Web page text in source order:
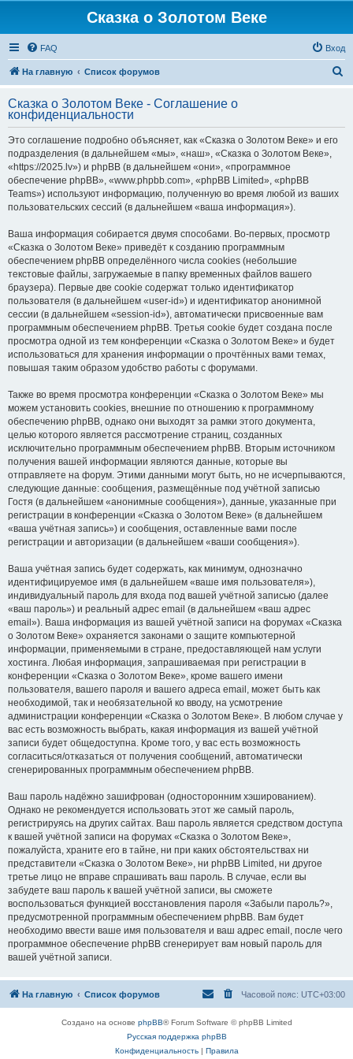
Сказка о Золотом Веке
FAQ Вход
На главную Список форумов
с
Сказка о Золотом Веке - Соглашение о
конфиденциальности
Это соглашение подробно объясняет, как «Сказка о Золотом Веке» и его
подразделения (в дальнейшем «мы», «наш», «Сказка о Золотом Веке»,
«https://2025.lv») и phpBB (в дальнейшем «они», «программное
обеспечение phpBB», «www.phpbb.com», «phpBB Limited», «phpBB
Teams») используют информацию, полученную во время любой из ваших
пользовательских сессий (в дальнейшем «ваша информация»).
Ваша информация собирается двумя способами. Во-первых, просмотр
«Сказка о Золотом Веке» приведёт к созданию программным
обеспечением phpBB определённого числа cookies (небольшие
текстовые файлы, загружаемые в папку временных файлов вашего
браузера). Первые две cookie содержат только идентификатор
пользователя (в дальнейшем «user-id») и идентификатор анонимной
сессии (в дальнейшем «session-id»), автоматически присвоенные вам
программным обеспечением phpBB. Третья cookie будет создана после
просмотра одной из тем конференции «Сказка о Золотом Веке» и будет
использоваться для хранения информации о прочтённых вами темах,
повышая таким образом удобство работы с форумами.
Также во время просмотра конференции «Сказка о Золотом Веке» мы
можем установить cookies, внешние по отношению к программному
обеспечению phpBB, однако они выходят за рамки этого документа,
целью которого является рассмотрение страниц, созданных
исключительно программным обеспечением phpBB. Вторым источником
получения вашей информации являются данные, которые вы
отправляете на форум. Этими данными могут быть, но не исчерпываются,
следующие данные: сообщения, размещённые под учётной записью
Гостя (в дальнейшем «анонимные сообщения»), данные, указанные при
регистрации в конференции «Сказка о Золотом Веке» (в дальнейшем
«ваша учётная запись») и сообщения, оставленные вами после
регистрации и авторизации (в дальнейшем «ваши сообщения»).
Ваша учётная запись будет содержать, как минимум, однозначно
идентифицируемое имя (в дальнейшем «ваше имя пользователя»),
индивидуальный пароль для входа под вашей учётной записью (далее
«ваш пароль») и реальный адрес email (в дальнейшем «ваш адрес
email»). Ваша информация из вашей учётной записи на форумах «Сказка
о Золотом Веке» охраняется законами о защите компьютерной
информации, применяемыми в стране, предоставляющей нам услуги
хостинга. Любая информация, запрашиваемая при регистрации в
конференции «Сказка о Золотом Веке», кроме вашего имени
пользователя, вашего пароля и вашего адреса email, может быть как
необходимой, так и необязательной ко вводу, на усмотрение
администрации конференции «Сказка о Золотом Веке». В любом случае у
вас есть возможность выбрать, какая информация из вашей учётной
записи будет общедоступна. Кроме того, у вас есть возможность
согласиться/отказаться от получения сообщений, автоматически
сгенерированных программным обеспечением phpBB.
Ваш пароль надёжно зашифрован (односторонним хэшированием).
Однако не рекомендуется использовать этот же самый пароль,
регистрируясь на других сайтах. Ваш пароль является средством доступа
к вашей учётной записи на форумах «Сказка о Золотом Веке»,
пожалуйста, храните его в тайне, ни при каких обстоятельствах ни
представители «Сказка о Золотом Веке», ни phpBB Limited, ни другое
третье лицо не вправе спрашивать ваш пароль. В случае, если вы
забудете ваш пароль к вашей учётной записи, вы сможете
воспользоваться функцией восстановления пароля «Забыли пароль?»,
предусмотренной программным обеспечением phpBB. Вам будет
необходимо ввести ваше имя пользователя и ваш адрес email, после чего
программное обеспечение phpBB сгенерирует вам новый пароль для
вашей учётной записи.
На главную Список форумов Часовой пояс: UTC+03:00
Создано на основе phpBB® Forum Software © phpBB Limited
Русская поддержка phpBB
Конфиденциальность| Правила